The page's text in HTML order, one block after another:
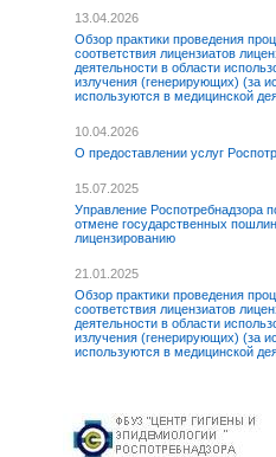
13.04.2026
Обзор практики проведения
соответствия лицензиатов
деятельности в области
излучения (генерирующих) (за
используются в медицинской
10.04.2026
О предоставлении услуг
15.07.2025
Управление Роспотребнадзора
отмене государственных
лицензированию
21.01.2025
Обзор практики проведения
соответствия лицензиатов
деятельности в области
излучения (генерирующих) (за
используются в медицинской